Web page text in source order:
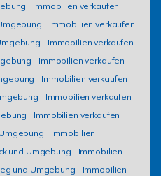
Immobilien verkaufen
Immobilien verkaufen
Immobilien verkaufen
Immobilien verkaufen
Immobilien verkaufen
Immobilien verkaufen
Immobilien verkaufen
Immobilien
und Umgebung
Immobilien
und Umgebung
Immobilien